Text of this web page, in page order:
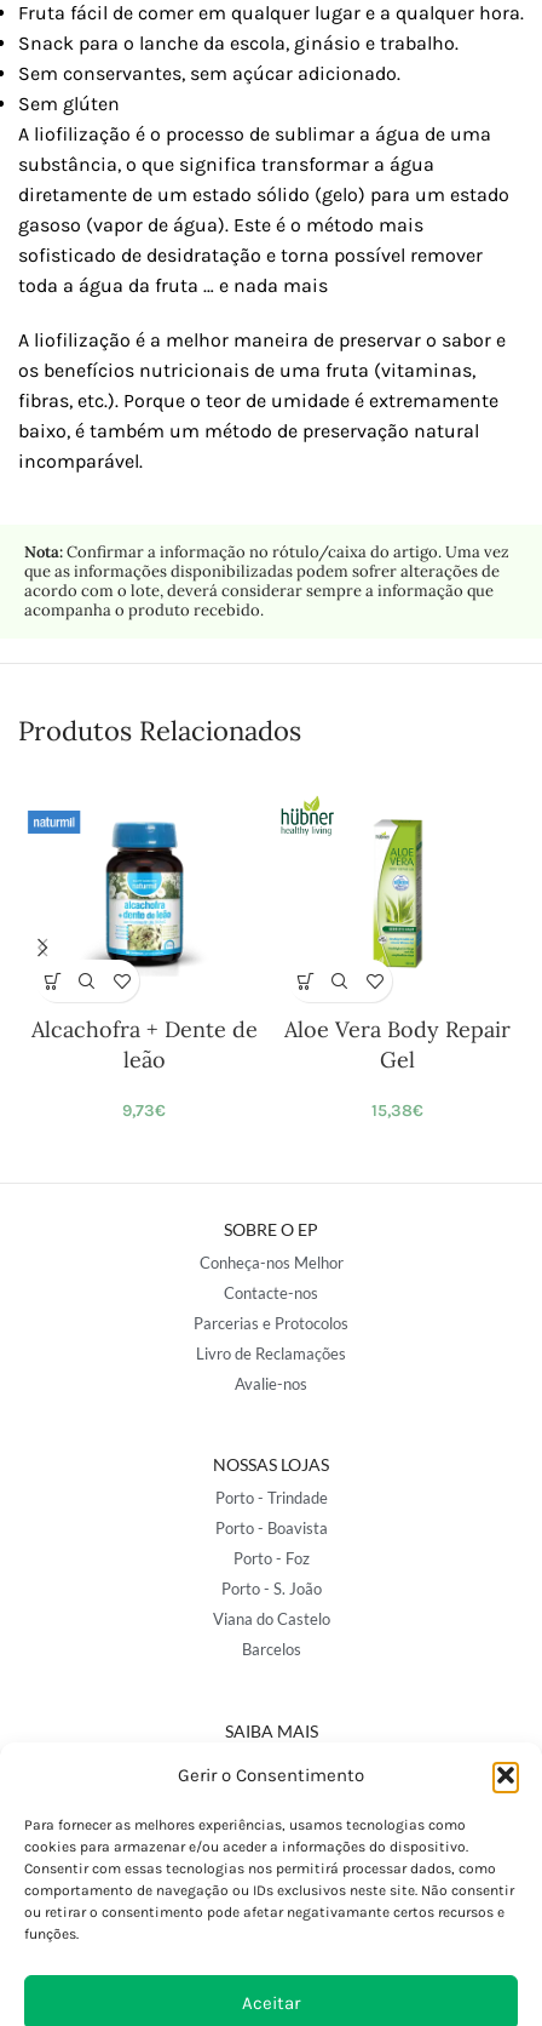
Gerir o Consentimento
Para fornecer as melhores experiências, usamos tecnologias como
cookies para armazenar e/ou aceder a informações do dispositivo.
Consentir com essas tecnologias nos permitirá processar dados, como
comportamento de navegação ou IDs exclusivos neste site. Não consentir
ou retirar o consentimento pode afetar negativamante certos recursos e
funções.
Aceitar
Fruta fácil de comer em qualquer lugar e a qualquer hora.
Snack para o lanche da escola, ginásio e trabalho.
Sem conservantes, sem açúcar adicionado.
Sem glúten
A liofilização é o processo de sublimar a água de uma
substância, o que significa transformar a água
diretamente de um estado sólido (gelo) para um estado
gasoso (vapor de água). Este é o método mais
sofisticado de desidratação e torna possível remover
toda a água da fruta … e nada mais
A liofilização é a melhor maneira de preservar o sabor e
os benefícios nutricionais de uma fruta (vitaminas,
fibras, etc.). Porque o teor de umidade é extremamente
baixo, é também um método de preservação natural
incomparável.
Nota:Confirmar a informação no rótulo/caixa do artigo. Uma vez
que as informações disponibilizadas podem sofrer alterações de
acordo com o lote, deverá considerar sempre a informação que
acompanha o produto recebido.
Produtos Relacionados
Alcachofra + Dente de
leão
9,73€
Aloe Vera Body Repair
Gel
15,38€
SOBRE O EP
Conheça-nos Melhor
Contacte-nos
Parcerias e Protocolos
Livro de Reclamações
Avalie-nos
NOSSAS LOJAS
Porto - Trindade
Porto - Boavista
Porto - Foz
Porto - S. João
Viana do Castelo
Barcelos
SAIBA MAIS
Política de Privacidade
Termos e Condições
Perguntas Frequentes
Custos de Envio
Encomendas Internacionais
Devoluções e Trocas